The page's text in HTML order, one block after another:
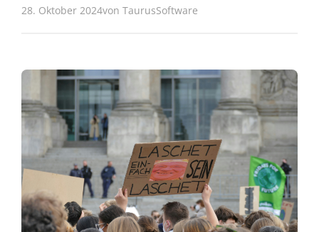
28. Oktober 2024von TaurusSoftware